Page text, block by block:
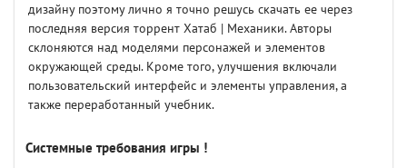
дизайну поэтому лично я точно решусь скачать ее через
последняя версия торрент Хатаб | Механики. Авторы
склоняются над моделями персонажей и элементов
окружающей среды. Кроме того, улучшения включали
пользовательский интерфейс и элементы управления, а
также переработанный учебник.
Системные требования игры !